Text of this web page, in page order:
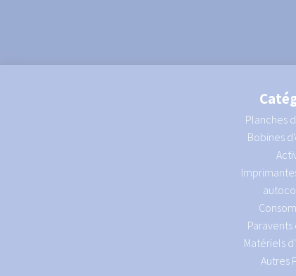
Planches
Bobines
Matériels
Autres